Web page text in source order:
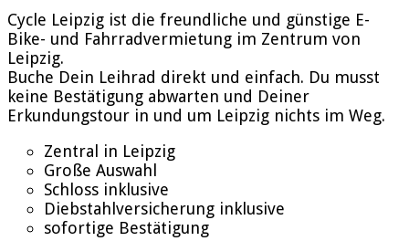
Cycle Leipzig ist die freundliche und günstige E-
Bike- und Fahrradvermietung im Zentrum von
Leipzig.
Buche Dein Leihrad direkt und einfach. Du musst
keine Bestätigung abwarten und Deiner
Erkundungstour in und um Leipzig nichts im Weg.
Zentral in Leipzig
Große Auswahl
Schloss inklusive
Diebstahlversicherung inklusive
sofortige Bestätigung